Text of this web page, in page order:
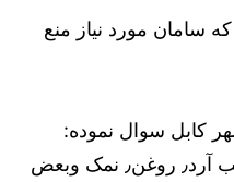
سامان مورد نياز منع
كابل سوال نموده:
اکثرا همسایه مان از مایان طلب آرد٫ روغن٫ نمک وبعض